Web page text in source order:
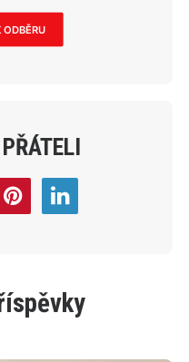
ODBĚRU